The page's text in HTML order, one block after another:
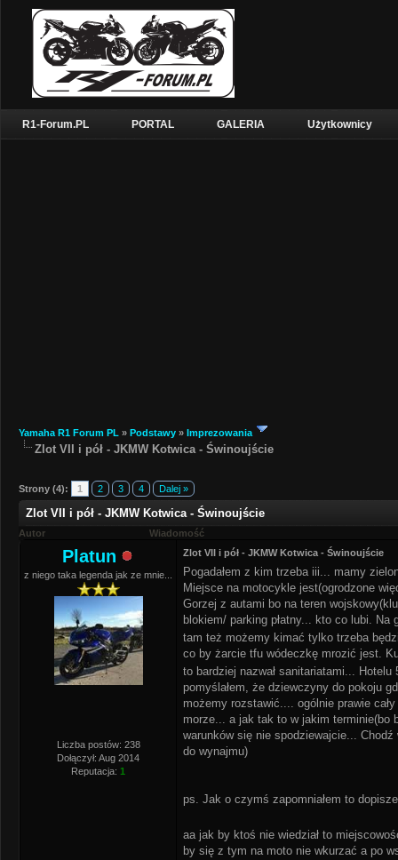
R1-Forum.PL PORTAL GALERIA Użytkownicy
Yamaha R1 Forum PL » Podstawy » Imprezowania
Zlot VII i pół - JKMW Kotwica - Świnoujście
Strony (4): 1 2 3 4 Dalej »
Zlot VII i pół - JKMW Kotwica - Świnoujście
Autor Wiadomość
Platun
z niego taka legenda jak ze mnie...
Liczba postów: 238
Dołączył: Aug 2014
Reputacja: 1
Zlot VII i pół - JKMW Kotwica - Świnoujście
Pogadałem z kim trzeba iii... mamy
Miejsce na motocykle jest(ogrodzone
Gorzej z autami bo na teren
blokiem/ parking płatny... kto co lubi.
tam też możemy kimać tylko trzeba
co by żarcie tfu wódeczkę mrozić jest.
to bardziej nazwał sanitariatami...
pomyślałem, że dziewczyny do pokoju
możemy rozstawić.... ogólnie prawie
morze... a jak tak to w jakim terminie(bo
warunków się nie spodziewajcie...
do wynajmu)
ps. Jak o czymś zapomniałem to
aa jak by ktoś nie wiedział to
by się z tym na moto nie wkurzać a po